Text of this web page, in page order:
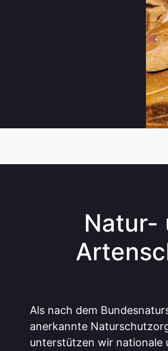
Natur-
Als nach dem
anerkannte
unterstützen wir nationale